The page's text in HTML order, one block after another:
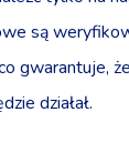
są
gwarantuje,
działał.